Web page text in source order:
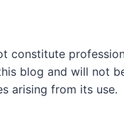
constitute
blog and will not
arising from its use.